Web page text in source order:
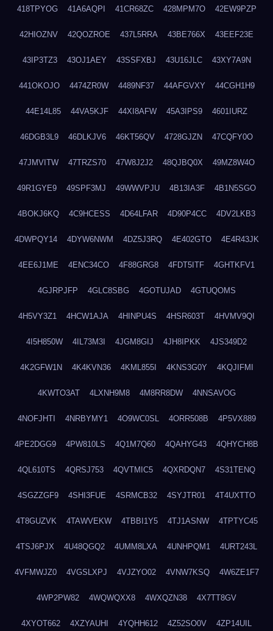
418TPYOG 41A6AQPI 41CR68ZC 428MPM7O 42EW9PZP
42HIOZNV 42QOZROE 437L5RRA 43BE766X 43EEF23E
43IP3TZ3 43OJ1AEY 43SSFXBJ 43U16JLC 43XY7A9N
441OKOJO 4474ZR0W 4489NF37 44AFGVXY 44CGH1H9
44E14L85 44VA5KJF 44XI8AFW 45A3IPS9 4601IURZ
46DGB3L9 46DLKJV6 46KT56QV 4728GJZN 47CQFY0O
47JMVITW 47TRZS70 47W8J2J2 48QJBQ0X 49MZ8W4O
49R1GYE9 49SPF3MJ 49WWVPJU 4B13IA3F 4B1N5SGO
4BOKJ6KQ 4C9HCESS 4D64LFAR 4D90P4CC 4DV2LKB3
4DWPQY14 4DYW6NWM 4DZ5J3RQ 4E402GTO 4E4R43JK
4EE6J1ME 4ENC34CO 4F88GRG8 4FDT5ITF 4GHTKFV1
4GJRPJFP 4GLC8SBG 4GOTUJAD 4GTUQOMS
4H5VY3Z1 4HCW1AJA 4HINPU4S 4HSR603T 4HVMV9QI
4I5H850W 4IL73M3I 4JGM8GIJ 4JH8IPKK 4JS349D2
4K2GFW1N 4K4KVN36 4KML855I 4KNS3G0Y 4KQJIFMI
4KWTO3AT 4LXNH9M8 4M8RR8DW 4NNSAVOG
4NOFJHTI 4NRBYMY1 4O9WC0SL 4ORR508B 4P5VX889
4PE2DGG9 4PW810LS 4Q1M7Q60 4QAHYG43 4QHYCH8B
4QL610TS 4QRSJ753 4QVTMIC5 4QXRDQN7 4S31TENQ
4SGZZGF9 4SHI3FUE 4SRMCB32 4SYJTR01 4T4UXTTO
4T8GUZVK 4TAWVEKW 4TBBI1Y5 4TJ1ASNW 4TPTYC45
4TSJ6PJX 4U48QGQ2 4UMM8LXA 4UNHPQM1 4URT243L
4VFMWJZ0 4VGSLXPJ 4VJZYO02 4VNW7KSQ 4W6ZE1F7
4WP2PW82 4WQWQXX8 4WXQZN38 4X7TT8GV
4XYOT662 4XZYAUHI 4YQHH612 4Z52SO0V 4ZP14UIL